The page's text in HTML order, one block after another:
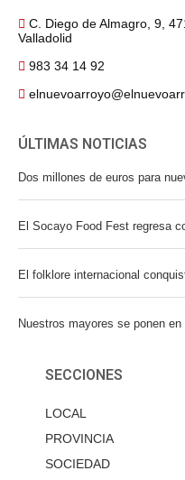
C. Diego de Almagro, 9,
Valladolid
983 34 14 92
ÚLTIMAS NOTICIAS
Dos millones de euros para
El Socayo Food Fest regresa
El folklore internacional
Nuestros mayores se ponen en
SECCIONES
LOCAL
PROVINCIA
SOCIEDAD